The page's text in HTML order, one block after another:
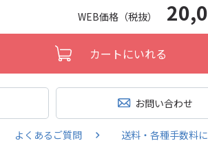
WEB価格（税抜）
カートにいれる
お問い合わせ
よくあるご質問 送料・各種手数料